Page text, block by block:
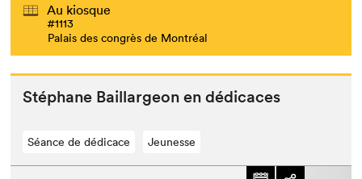
Au kiosque
#1113
Palais des congrès de Montréal
Stéphane Bail­largeon en dédicaces
Séance de dédicace Jeunesse